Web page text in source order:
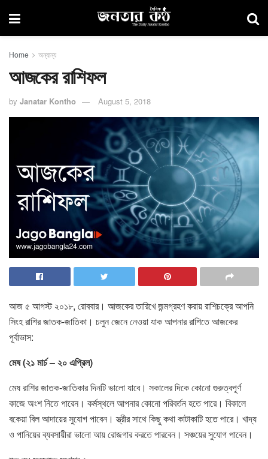
Home অন্যান্য
আজকের রাশিফল
by Janatar Kontho August 5, 2018
আজ ৫ আগস্ট ২০১৮, রোববার। আজকের তারিখে জন্মগ্রহণ করায় রাশিচক্রে আপনি
সিংহ রাশির জাতক-জাতিকা। চলুন জেনে নেওয়া যাক আপনার রাশিতে আজকের
পূর্বাভাস:
মেষ (২১ মার্চ – ২০ এপ্রিল)
মেষ রাশির জাতক-জাতিকার দিনটি ভালো যাবে। সকালের দিকে কোনো গুরুত্বপূর্ণ
কাজে অংশ নিতে পারেন। কর্মস্থলে আপনার কোনো পরিবর্তন হতে পারে। বিকালে
বকেয়া বিল আদায়ের সুযোগ পাবেন। স্ত্রীর সাথে কিছু কথা কাটাকাটি হতে পারে। খাদ্য
ও পানিয়ের ব্যবসায়ীরা ভালো আয় রোজগার করতে পারবেন। সঞ্চয়ের সুযোগ পাবেন।